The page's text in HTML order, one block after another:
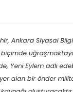
Ankara Siyasal
Yeni Eylem adlı
alan bir önder